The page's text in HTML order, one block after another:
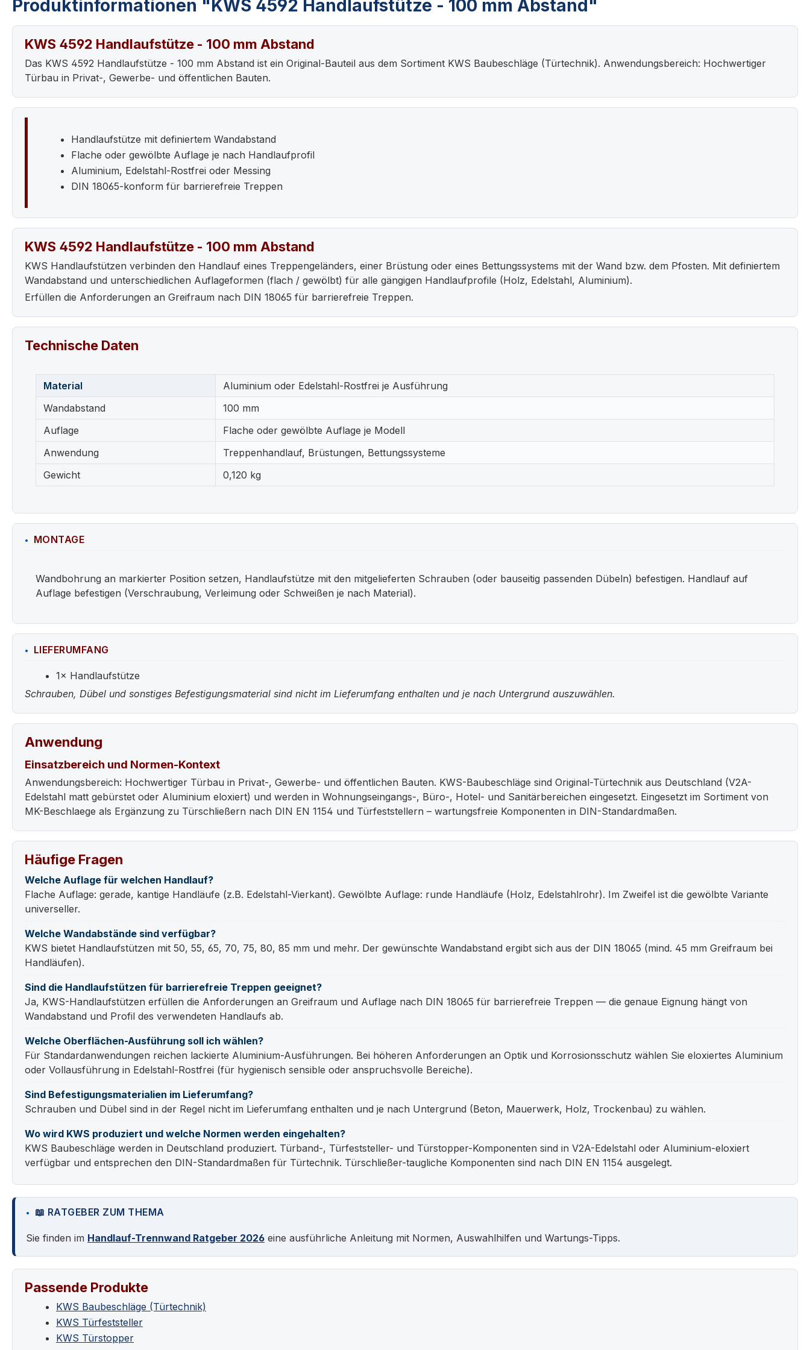
Produktinformationen "KWS 4592 Handlaufstütze - 100 mm Abstand"
KWS 4592 Handlaufstütze - 100 mm Abstand
Das KWS 4592 Handlaufstütze - 100 mm Abstand ist ein Original-Bauteil aus dem Sortiment KWS Baubeschläge (Türtechnik). Anwendungsbereich: Hochwertiger
Türbau in Privat-, Gewerbe- und öffentlichen Bauten.
Handlaufstütze mit definiertem Wandabstand
Flache oder gewölbte Auflage je nach Handlaufprofil
Aluminium, Edelstahl-Rostfrei oder Messing
DIN 18065-konform für barrierefreie Treppen
KWS 4592 Handlaufstütze - 100 mm Abstand
KWS Handlaufstützen verbinden den Handlauf eines Treppengeländers, einer Brüstung oder eines Bettungssystems mit der Wand bzw. dem Pfosten. Mit definiertem
Wandabstand und unterschiedlichen Auflageformen (flach / gewölbt) für alle gängigen Handlaufprofile (Holz, Edelstahl, Aluminium).
Erfüllen die Anforderungen an Greifraum nach DIN 18065 für barrierefreie Treppen.
Technische Daten
Material
Aluminium oder Edelstahl-Rostfrei je Ausführung
Wandabstand
100 mm
Auflage
Flache oder gewölbte Auflage je Modell
Anwendung
Treppenhandlauf, Brüstungen, Bettungssysteme
Gewicht
0,120 kg
MONTAGE
Wandbohrung an markierter Position setzen, Handlaufstütze mit den mitgelieferten Schrauben (oder bauseitig passenden Dübeln) befestigen. Handlauf auf
Auflage befestigen (Verschraubung, Verleimung oder Schweißen je nach Material).
LIEFERUMFANG
1× Handlaufstütze
Schrauben, Dübel und sonstiges Befestigungsmaterial sind nicht im Lieferumfang enthalten und je nach Untergrund auszuwählen.
Anwendung
Einsatzbereich und Normen-Kontext
Anwendungsbereich: Hochwertiger Türbau in Privat-, Gewerbe- und öffentlichen Bauten. KWS-Baubeschläge sind Original-Türtechnik aus Deutschland (V2A-
Edelstahl matt gebürstet oder Aluminium eloxiert) und werden in Wohnungseingangs-, Büro-, Hotel- und Sanitärbereichen eingesetzt. Eingesetzt im Sortiment von
MK-Beschlaege als Ergänzung zu Türschließern nach DIN EN 1154 und Türfeststellern – wartungsfreie Komponenten in DIN-Standardmaßen.
Häufige Fragen
Welche Auflage für welchen Handlauf?
Flache Auflage: gerade, kantige Handläufe (z.B. Edelstahl-Vierkant). Gewölbte Auflage: runde Handläufe (Holz, Edelstahlrohr). Im Zweifel ist die gewölbte Variante
universeller.
Welche Wandabstände sind verfügbar?
KWS bietet Handlaufstützen mit 50, 55, 65, 70, 75, 80, 85 mm und mehr. Der gewünschte Wandabstand ergibt sich aus der DIN 18065 (mind. 45 mm Greifraum bei
Handläufen).
Sind die Handlaufstützen für barrierefreie Treppen geeignet?
Ja, KWS-Handlaufstützen erfüllen die Anforderungen an Greifraum und Auflage nach DIN 18065 für barrierefreie Treppen — die genaue Eignung hängt von
Wandabstand und Profil des verwendeten Handlaufs ab.
Welche Oberflächen-Ausführung soll ich wählen?
Für Standardanwendungen reichen lackierte Aluminium-Ausführungen. Bei höheren Anforderungen an Optik und Korrosionsschutz wählen Sie eloxiertes Aluminium
oder Vollausführung in Edelstahl-Rostfrei (für hygienisch sensible oder anspruchsvolle Bereiche).
Sind Befestigungsmaterialien im Lieferumfang?
Schrauben und Dübel sind in der Regel nicht im Lieferumfang enthalten und je nach Untergrund (Beton, Mauerwerk, Holz, Trockenbau) zu wählen.
Wo wird KWS produziert und welche Normen werden eingehalten?
KWS Baubeschläge werden in Deutschland produziert. Türband-, Türfeststeller- und Türstopper-Komponenten sind in V2A-Edelstahl oder Aluminium-eloxiert
verfügbar und entsprechen den DIN-Standardmaßen für Türtechnik. Türschließer-taugliche Komponenten sind nach DIN EN 1154 ausgelegt.
📖 RATGEBER ZUM THEMA
Sie finden im Handlauf-Trennwand Ratgeber 2026 eine ausführliche Anleitung mit Normen, Auswahlhilfen und Wartungs-Tipps.
Passende Produkte
KWS Baubeschläge (Türtechnik)
KWS Türfeststeller
KWS Türstopper